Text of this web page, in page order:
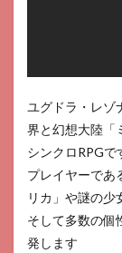
ール
4
少女
ウォ
ー
ズ:
天下
統一
ユグドラ・レゾ
界と幻想大陸「
シンクロRPGで
プレイヤーであ
リカ」や謎の少
そして多数の個
発します